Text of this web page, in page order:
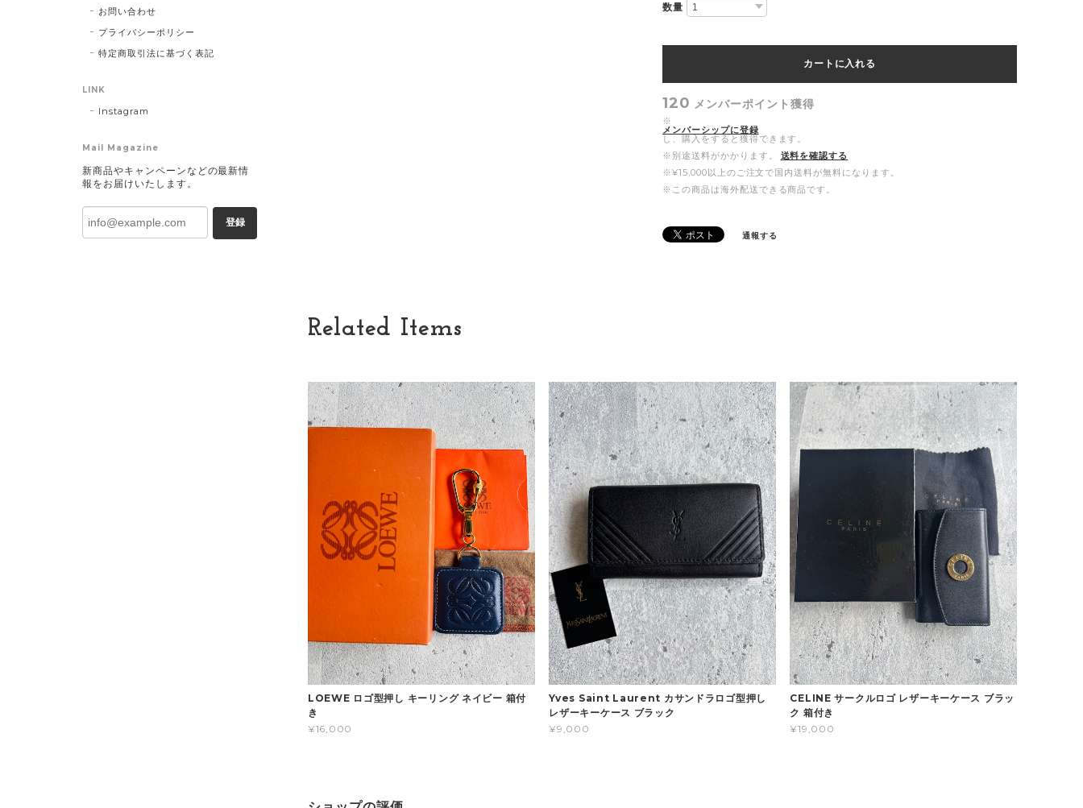
数量
カートに入れる
120 メンバーポイント 獲得
※
メンバーシップに登録
し、購入をすると獲得できます。
※別途送料がかかります。
送料を確認する
※¥15,000以上のご注文で国内送料が無料になります。
※この商品は海外配送できる商品です。
通報する
Related Items
LOEWE ロゴ型押し キーリング ネイビー 箱付
き
¥16,000
Yves Saint Laurent カサンドラロゴ型押し
レザーキーケース ブラック
¥9,000
CELINE サークルロゴ レザーキーケース ブラッ
ク 箱付き
¥19,000
お問い合わせ
プライバシーポリシー
特定商取引法に基づく表記
LINK
Instagram
Mail Magazine
新商品やキャンペーンなどの最新情
報をお届けいたします。
登録